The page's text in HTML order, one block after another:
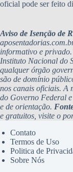
oficial pode ser feito
Aviso de Isenção de
informativo e privado.
Instituto Nacional do
qualquer órgão
são de domínio
nos canais oficiais. A
do Governo Federal
e de orientação.
e gratuitos, visite o
Contato
Termos de Uso
Politica de
Sobre Nós